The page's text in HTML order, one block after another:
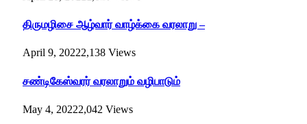
திருமழிசை ஆழ்வார் வாழ்க்கை வரலாறு –
April 9, 20222,138 Views
சண்டிகேஸ்வரர் வரலாறும் வழிபாடும்
May 4, 20222,042 Views